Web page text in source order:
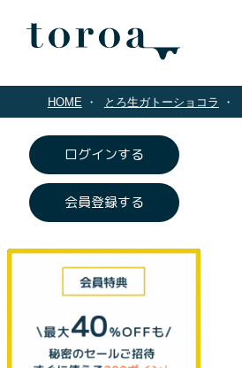
HOME とろ生ガトーショコラ
ログインする
会員登録する